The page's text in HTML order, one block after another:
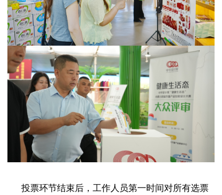
投票环节结束后，工作人员第一时间对所有选票